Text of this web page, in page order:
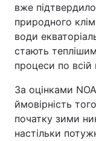
вже
природного
води
стають
процеси по всій
За оцінками
ймовірність
початку зими
настільки